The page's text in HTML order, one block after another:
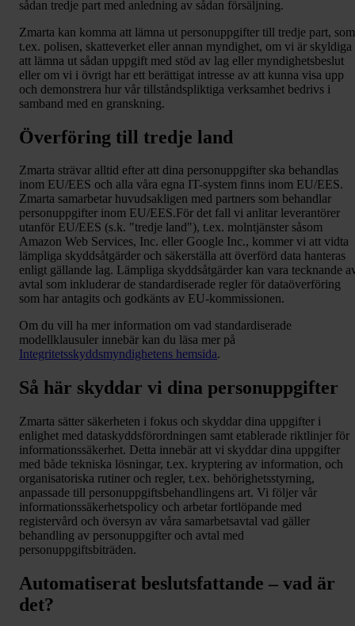
sådan tredje part med anledning av sådan försäljning.
Zmarta kan komma att lämna ut personuppgifter till tredje part, som
t.ex. polisen, skatteverket eller annan myndighet, om vi är skyldiga
att lämna ut sådan uppgift med stöd av lag eller myndighetsbeslut
eller om vi i övrigt har ett berättigat intresse av att kunna visa upp
och demonstrera hur vår tillståndspliktiga verksamhet bedrivs i
samband med en granskning.
Överföring till tredje land
Zmarta strävar alltid efter att dina personuppgifter ska behandlas
inom EU/EES och alla våra egna IT-system finns inom EU/EES.
Zmarta samarbetar huvudsakligen med partners som behandlar
personuppgifter inom EU/EES.För det fall vi anlitar leverantörer
utanför EU/EES (s.k. "tredje land"), t.ex. molntjänster såsom
Amazon Web Services, Inc. eller Google Inc., kommer vi att vidta
lämpliga skyddsåtgärder och säkerställa att överförd data hanteras
enligt gällande lag. Lämpliga skyddsåtgärder kan vara tecknande
avtal som inkluderar de standardiserade regler för dataöverföring
som har antagits och godkänts av EU-kommissionen.
Om du vill ha mer information om vad standardiserade
modellklausuler innebär kan du läsa mer på
Integritetsskyddsmyndighetens hemsida.
Så här skyddar vi dina personuppgifter
Zmarta sätter säkerheten i fokus och skyddar dina uppgifter i
enlighet med dataskyddsförordningen samt etablerade riktlinjer för
informationssäkerhet. Detta innebär att vi skyddar dina uppgifter
med både tekniska lösningar, t.ex. kryptering av information, och
organisatoriska rutiner och regler, t.ex. behörighetsstyrning,
anpassade till personuppgiftsbehandlingens art. Vi följer vår
informationssäkerhetspolicy och arbetar fortlöpande med
registervård och översyn av våra samarbetsavtal vad gäller
behandling av personuppgifter och avtal med
personuppgiftsbiträden.
Automatiserat beslutsfattande – vad är
det?